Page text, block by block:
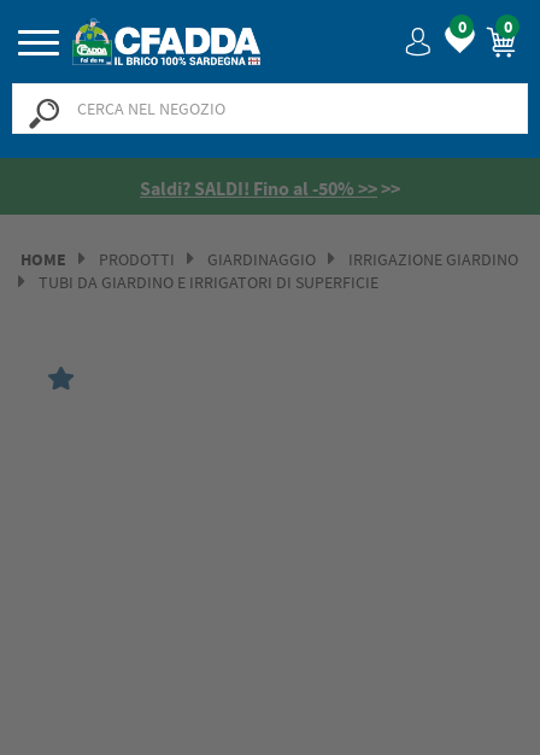
0 0
Saldi? SALDI! Fino al -50% >>>>
HOME PRODOTTI GIARDINAGGIO
IRRIGAZIONE GIARDINO
TUBI DA GIARDINO E IRRIGATORI DI SUPERFICIE